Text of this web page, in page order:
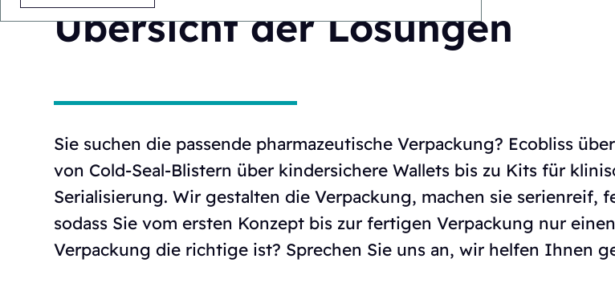
Übersicht der Lösungen
Sie suchen die passende pharmazeutische Verpackung? Ecobliss
von Cold-Seal-Blistern über kindersichere Wallets bis zu Kits für
Serialisierung. Wir gestalten die Verpackung, machen sie serienreif,
sodass Sie vom ersten Konzept bis zur fertigen Verpackung nur
Verpackung die richtige ist? Sprechen Sie uns an, wir helfen Ihnen